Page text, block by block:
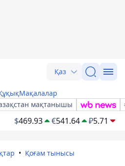
Қаз
Мақалалар
мақтанышы
$469.93 €541.64 ₽5.71
Қоғам тынысы